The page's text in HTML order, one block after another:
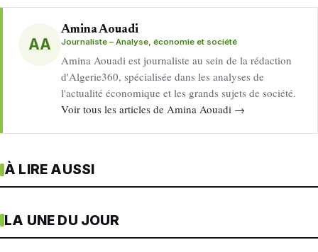
AA
Amina Aouadi
Journaliste – Analyse, économie et société
Amina Aouadi est journaliste au sein de la rédaction
d'Algerie360, spécialisée dans les analyses de
l'actualité économique et les grands sujets de société.
Voir tous les articles de Amina Aouadi →
À LIRE AUSSI
LA UNE DU JOUR